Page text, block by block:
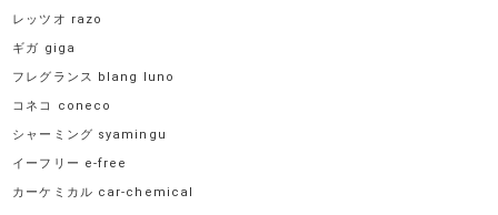
レッツオ razo
ギガ giga
フレグランス blang luno
コネコ coneco
シャーミング syamingu
イーフリー e-free
カーケミカル car-chemical